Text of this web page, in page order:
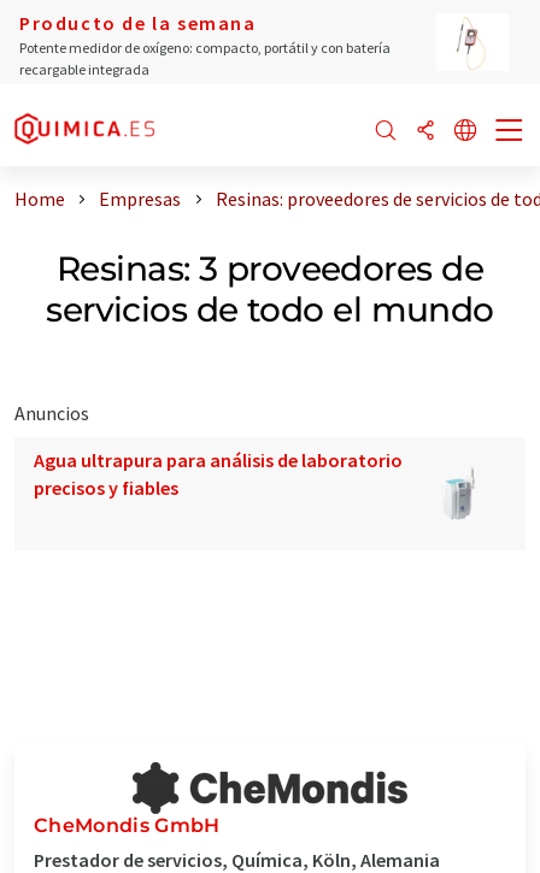
Producto de la semana
Potente medidor de oxígeno: compacto, portátil y con batería
recargable integrada
Home Empresas Resinas: proveedores de servicios de
Resinas: 3 proveedores de
servicios de todo el mundo
Anuncios
Agua ultrapura para análisis de laboratorio
precisos y fiables
CheMondis GmbH
Prestador de servicios, Química, Köln, Alemania